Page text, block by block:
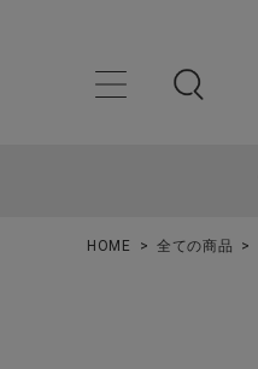
HOME 全ての商品